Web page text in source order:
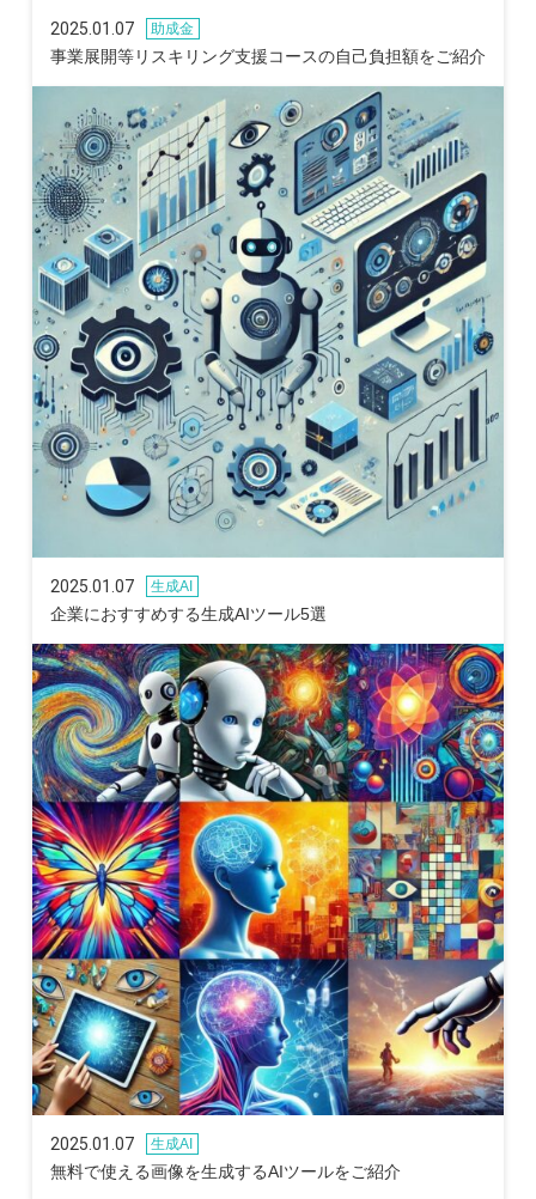
2025.01.07 助成金
事業展開等リスキリング支援コースの自己負担額をご紹介
2025.01.07 生成AI
企業におすすめする生成AIツール5選
2025.01.07 生成AI
無料で使える画像を生成するAIツールをご紹介